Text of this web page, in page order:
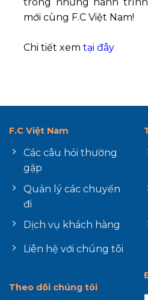
mới cùng F.C Việt Nam!
Chi tiết xem tại đây
F.C Việt Nam
Các câu hỏi thường
gặp
Quản lý các chuyến
đi
Dịch vụ khách hàng
Liên hệ với chúng tôi
Theo dõi chúng tôi